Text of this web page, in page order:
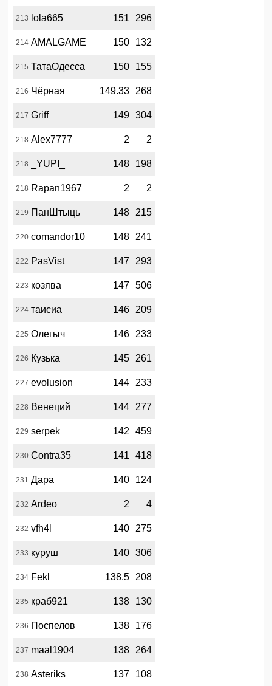
213 lola665 151 296
214 AMALGAME 150 132
215 ТатаОдесса 150 155
216 Чёрная 149.33 268
217 Griff 149 304
218 Alex7777 2 2
218 _YUPI_ 148 198
218 Rapan1967 2 2
219 ПанШтыць 148 215
220 comandor10 148 241
222 PasVist 147 293
223 козява 147 506
224 таисиа 146 209
225 Олегыч 146 233
226 Кузька 145 261
227 evolusion 144 233
228 Венеций 144 277
229 serpek 142 459
230 Contra35 141 418
231 Дара 140 124
232 Ardeo 2 4
232 vfh4l 140 275
233 куруш 140 306
234 Fekl 138.5 208
235 краб921 138 130
236 Поспелов 138 176
237 maal1904 138 264
238 Asteriks 137 108